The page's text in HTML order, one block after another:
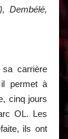
Dembélé,
carrière
il permet à
cinq jours
OL. Les
ils ont